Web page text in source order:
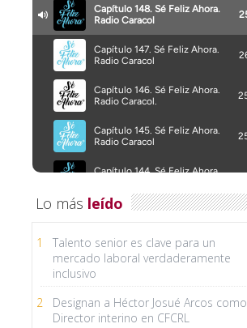
Lo más leído
1
Talento senior es clave para un
mercado laboral verdaderamente
inclusivo
2
Designan a Héctor Josué Arcos como
Director interino en CFCRL